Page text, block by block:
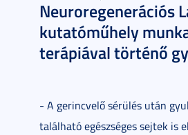
Neuroregenerációs
kutatóműhely
terápiával történő
- A gerincvelő sérülés után
található egészséges sejtek is